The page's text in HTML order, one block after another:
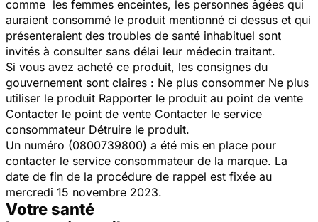
comme les femmes enceintes, les personnes âgées qui
auraient consommé le produit mentionné ci dessus et qui
présenteraient des troubles de santé inhabituel sont
invités à consulter sans délai leur médecin traitant.
Si vous avez acheté ce produit, les consignes du
gouvernement sont claires : Ne plus consommer Ne plus
utiliser le produit Rapporter le produit au point de vente
Contacter le point de vente Contacter le service
consommateur Détruire le produit.
Un numéro (0800739800) a été mis en place pour
contacter le service consommateur de la marque. La
date de fin de la procédure de rappel est fixée au
mercredi 15 novembre 2023.
Votre santé